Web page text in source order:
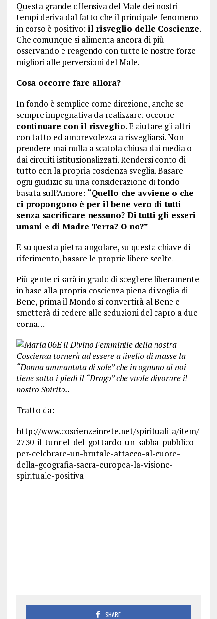
Questa grande offensiva del Male dei nostri
tempi deriva dal fatto che il principale fenomeno
in corso è positivo: il risveglio delle Coscienze.
Che comunque si alimenta ancora di più
osservando e reagendo con tutte le nostre forze
migliori alle perversioni del Male.
Cosa occorre fare allora?
In fondo è semplice come direzione, anche se
sempre impegnativa da realizzare: occorre
continuare con il risveglio. E aiutare gli altri
con tatto ed amorevolezza a risvegliarsi. Non
prendere mai nulla a scatola chiusa dai media o
dai circuiti istituzionalizzati. Rendersi conto di
tutto con la propria coscienza sveglia. Basare
ogni giudizio su una considerazione di fondo
basata sull’Amore: “Quello che avviene o che
ci propongono è per il bene vero di tutti
senza sacrificare nessuno? Di tutti gli esseri
umani e di Madre Terra? O no?”
E su questa pietra angolare, su questa chiave di
riferimento, basare le proprie libere scelte.
Più gente ci sarà in grado di scegliere liberamente
in base alla propria coscienza piena di voglia di
Bene, prima il Mondo si convertirà al Bene e
smetterà di cedere alle seduzioni del capro a due
corna…
E il Divino Femminile della nostra
Coscienza tornerà ad essere a livello di masse la
“Donna ammantata di sole” che in ognuno di noi
tiene sotto i piedi il “Drago” che vuole divorare il
nostro Spirito..
Tratto da:
http://www.coscienzeinrete.net/spiritualita/item/
2730-il-tunnel-del-gottardo-un-sabba-pubblico-
per-celebrare-un-brutale-attacco-al-cuore-
della-geografia-sacra-europea-la-visione-
spirituale-positiva
SHARE